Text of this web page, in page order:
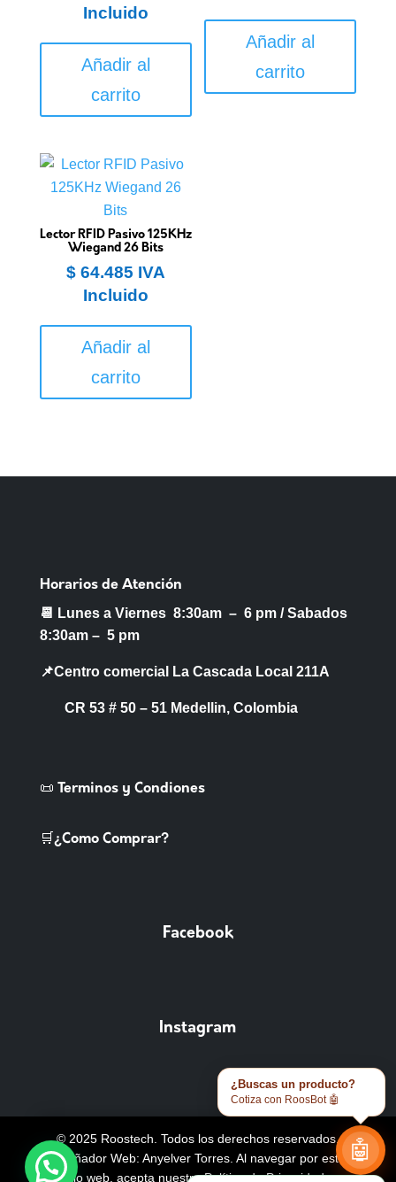
Incluido
Añadir al
carrito
Añadir al
carrito
Lector RFID Pasivo 125KHz
Wiegand 26 Bits
$64.485 IVA
Incluido
Añadir al
carrito
Horarios de Atención
📆 Lunes a Viernes 8:30am – 6 pm /Sabados
8:30am – 5 pm
📌Centro comercial La Cascada Local 211A
CR 53 # 50 – 51 Medellin, Colombia
📜 Terminos y Condiones
🛒¿Como Comprar?
Facebook
Instagram
© 2025 Roostech. Todos los derechos reservados.
Diseñador Web: Anyelver Torres . Al navegar por este
sitio web, acepta nuestraPolítica de Privacidad y
¿Buscas un producto?
Cotiza con RoosBot 🤖
🤖